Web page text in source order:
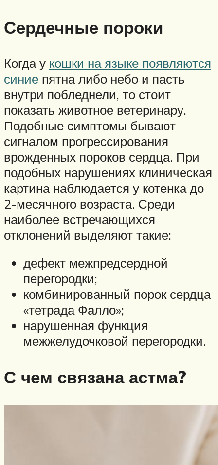
Сердечные пороки
Когда у кошки на языке появляются
синие пятна либо небо и пасть
внутри побледнели, то стоит
показать животное ветеринару.
Подобные симптомы бывают
сигналом прогрессирования
врожденных пороков сердца. При
подобных нарушениях клиническая
картина наблюдается у котенка до
2-месячного возраста. Среди
наиболее встречающихся
отклонений выделяют такие:
дефект межпредсердной
перегородки;
комбинированный порок сердца
«тетрада Фалло»;
нарушенная функция
межжелудочковой перегородки.
С чем связана астма?